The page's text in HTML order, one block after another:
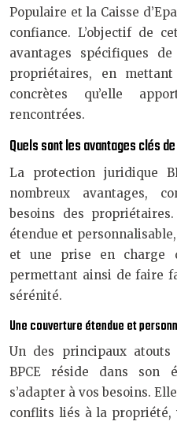
Populaire et la Caisse
confiance. L’objectif de
avantages spécifiques
propriétaires, en
concrètes qu’elle
rencontrées.
Quels sont les avantages clés
La protection juridique
nombreux avantages,
besoins des
étendue et
et une prise en charge
permettant ainsi de faire
sérénité.
Une couverture étendue et
Un des principaux
BPCE réside dans son
s’adapter à vos besoins.
conflits liés à la propriété,